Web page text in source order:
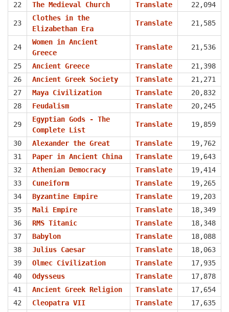
22
The Medieval Church Translate 22,094
23
Clothes in the
Elizabethan Era
Translate 21,585
24
Women in Ancient
Greece
Translate 21,536
25 Ancient Greece Translate
21,398
26
Ancient Greek Society Translate
21,271
27
Maya Civilization Translate
20,832
28
Feudalism Translate 20,245
29
Egyptian Gods - The
Complete List
Translate 19,859
30 Alexander the Great Translate
19,762
31
Paper in Ancient China Translate
19,643
32
Athenian Democracy Translate
19,414
33
Cuneiform Translate
19,265
34
Byzantine Empire Translate
19,203
35
Mali Empire Translate
18,349
36
RMS Titanic Translate
18,348
37
Babylon Translate
18,088
38
Julius Caesar Translate
18,063
39
Olmec Civilization Translate
17,935
40
Odysseus Translate
17,878
41
Ancient Greek Religion Translate
17,654
42
Cleopatra VII Translate 17,635